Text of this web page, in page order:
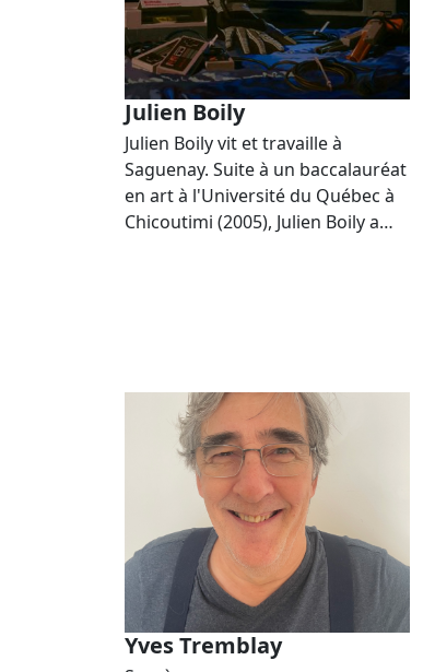
Julien Boily
Julien Boily vit et travaille à
Saguenay. Suite à un baccalauréat
en art à l'Université du Québec à
Chicoutimi (2005), Julien Boily a…
Yves Tremblay